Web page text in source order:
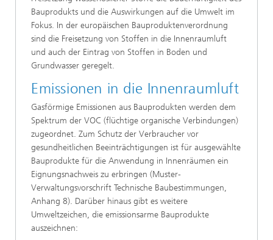
Bauprodukts und die Auswirkungen auf die Umwelt im
Fokus. In der europäischen Bauproduktenverordnung
sind die Freisetzung von Stoffen in die Innenraumluft
und auch der Eintrag von Stoffen in Boden und
Grundwasser geregelt.
Emissionen in die Innenraumluft
Gasförmige Emissionen aus Bauprodukten werden dem
Spektrum der VOC (flüchtige organische Verbindungen)
zugeordnet. Zum Schutz der Verbraucher vor
gesundheitlichen Beeinträchtigungen ist für ausgewählte
Bauprodukte für die Anwendung in Innenräumen ein
Eignungsnachweis zu erbringen (Muster-
Verwaltungsvorschrift Technische Baubestimmungen,
Anhang 8). Darüber hinaus gibt es weitere
Umweltzeichen, die emissionsarme Bauprodukte
auszeichnen: